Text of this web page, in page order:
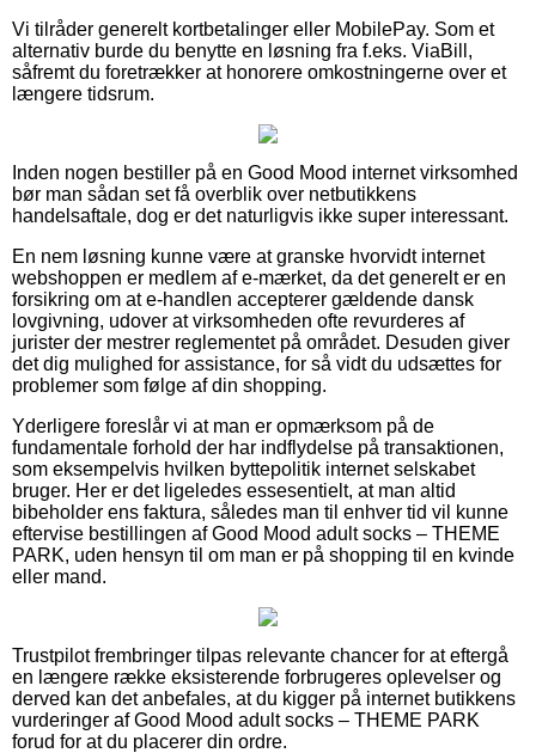
Vi tilråder generelt kortbetalinger eller MobilePay. Som et
alternativ burde du benytte en løsning fra f.eks. ViaBill,
såfremt du foretrækker at honorere omkostningerne over et
længere tidsrum.
Inden nogen bestiller på en Good Mood internet virksomhed
bør man sådan set få overblik over netbutikkens
handelsaftale, dog er det naturligvis ikke super interessant.
En nem løsning kunne være at granske hvorvidt internet
webshoppen er medlem af e-mærket, da det generelt er en
forsikring om at e-handlen accepterer gældende dansk
lovgivning, udover at virksomheden ofte revurderes af
jurister der mestrer reglementet på området. Desuden giver
det dig mulighed for assistance, for så vidt du udsættes for
problemer som følge af din shopping.
Yderligere foreslår vi at man er opmærksom på de
fundamentale forhold der har indflydelse på transaktionen,
som eksempelvis hvilken byttepolitik internet selskabet
bruger. Her er det ligeledes essesentielt, at man altid
bibeholder ens faktura, således man til enhver tid vil kunne
eftervise bestillingen af Good Mood adult socks – THEME
PARK, uden hensyn til om man er på shopping til en kvinde
eller mand.
Trustpilot frembringer tilpas relevante chancer for at eftergå
en længere række eksisterende forbrugeres oplevelser og
derved kan det anbefales, at du kigger på internet butikkens
vurderinger af Good Mood adult socks – THEME PARK
forud for at du placerer din ordre.